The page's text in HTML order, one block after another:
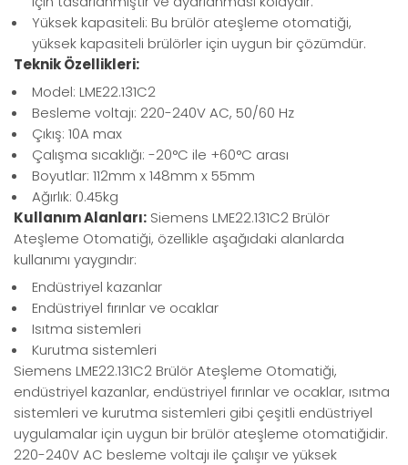
Yüksek kapasiteli: Bu brülör ateşleme otomatiği,
yüksek kapasiteli brülörler için uygun bir çözümdür.
Teknik Özellikleri:
Model: LME22.131C2
Besleme voltajı: 220-240V AC, 50/60 Hz
Çıkış: 10A max
Çalışma sıcaklığı: -20°C ile +60°C arası
Boyutlar: 112mm x 148mm x 55mm
Ağırlık: 0.45kg
Kullanım Alanları: Siemens LME22.131C2 Brülör
Ateşleme Otomatiği, özellikle aşağıdaki alanlarda
kullanımı yaygındır:
Endüstriyel kazanlar
Endüstriyel fırınlar ve ocaklar
Isıtma sistemleri
Kurutma sistemleri
Siemens LME22.131C2 Brülör Ateşleme Otomatiği,
endüstriyel kazanlar, endüstriyel fırınlar ve ocaklar, ısıtma
sistemleri ve kurutma sistemleri gibi çeşitli endüstriyel
uygulamalar için uygun bir brülör ateşleme otomatiğidir.
220-240V AC besleme voltajı ile çalışır ve yüksek